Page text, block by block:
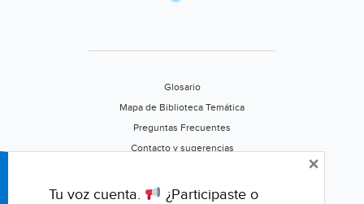
Glosario
Mapa de Biblioteca Temática
Preguntas Frecuentes
Contacto y sugerencias
Califica este portal
Tu voz cuenta.
¿Participaste o
×